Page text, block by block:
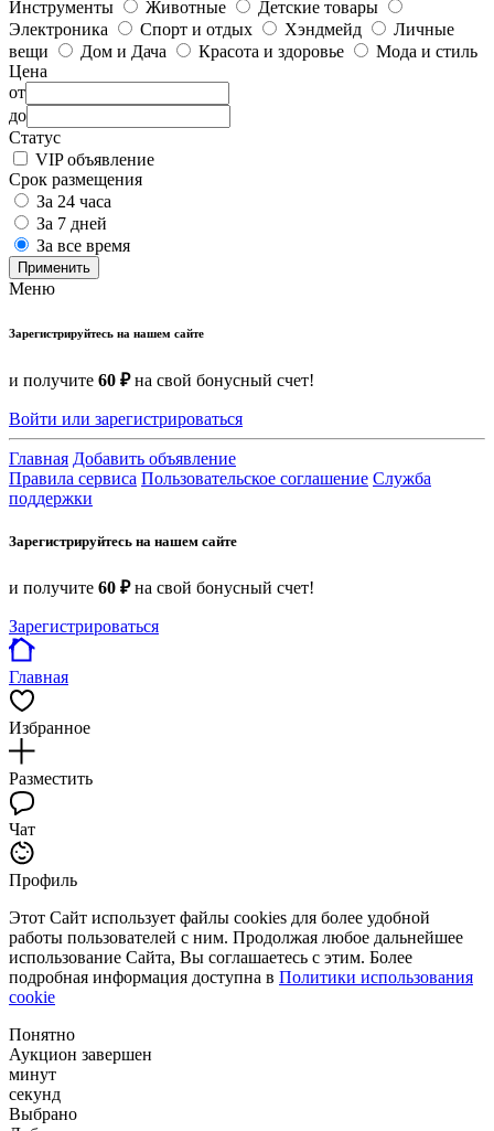
Инструменты
Животные
Детские товары
Электроника
Спорт и отдых Хэндмейд
Личные
вещи
Дом и Дача Красота и здоровье
Мода и стиль
Цена
от
до
Статус
VIP объявление
Срок размещения
За 24 часа
За 7 дней
За все время
Применить
Меню
Зарегистрируйтесь на нашем сайте
и получите 60 ₽на свой бонусный счет!
Войти или зарегистрироваться
Главная Добавить объявление
Правила сервиса Пользовательское соглашение Служба
поддержки
Зарегистрируйтесь на нашем сайте
и получите 60 ₽на свой бонусный счет!
Зарегистрироваться
Главная
Избранное
Разместить
Чат
Профиль
Этот Сайт использует файлы cookies для более удобной
работы пользователей с ним. Продолжая любое дальнейшее
использование Сайта, Вы соглашаетесь с этим. Более
подробная информация доступна в Политики использования
cookie
Понятно
Аукцион завершен
минут
секунд
Выбрано